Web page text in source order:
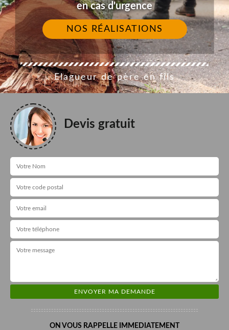
en cas d'urgence
NOS RÉALISATIONS
Elagueur de père en fils
Devis gratuit
ON VOUS RAPPELLE IMMEDIATEMENT